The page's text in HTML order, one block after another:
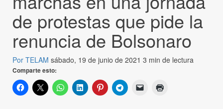
de protestas que pide la
renuncia de Bolsonaro
Por TELAM sábado, 19 de junio de 2021 3 min de lectura
Comparte esto: